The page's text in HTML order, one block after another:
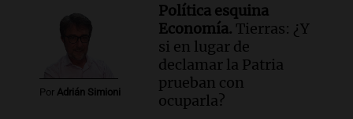
Por Adrián Simioni
Política esquina
Economía. Tierras: ¿Y
si en lugar de
declamar la Patria
prueban con
ocuparla?